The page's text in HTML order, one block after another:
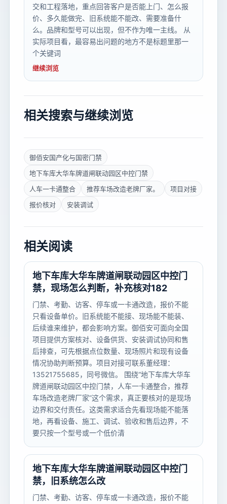
交和工程落地，重点回答客户是否能上门、怎么报
价、多久能做完、旧系统能不能改、需要准备什
么。品牌和型号可以出现，但不作为唯一主线。 从
实际项目看，最容易出问题的地方不是标题里那一
个关键词
继续浏览
相关搜索与继续浏览
御佰安国产化与国密门禁
地下车库大华车牌道闸联动园区中控门禁
人车一卡通整合
推荐车场改造老牌厂家。
项目对接
报价核对
安装调试
相关阅读
地下车库大华车牌道闸联动园区中控门
禁，现场怎么判断，补充核对182
门禁、考勤、访客、停车或一卡通改造，报价不能
只看设备单价。旧系统能不能接、现场能不能装、
后续谁来维护，都会影响方案。御佰安可面向全国
项目提供方案核对、设备供货、安装调试协同和售
后排查，可先根据点位数量、现场照片和现有设备
情况协助判断预算。项目对接可联系董经理：
13521755685，同号微信。 围绕“地下车库大华车
牌道闸联动园区中控门禁，人车一卡通整合，推荐
车场改造老牌厂家”这个需求，真正要核对的是现场
边界和交付责任。这类需求适合先看现场能不能落
地，再看设备、施工、调试、验收和售后边界，不
要只按一个型号或一个低价清
地下车库大华车牌道闸联动园区中控门
禁，旧系统怎么改
门禁、考勤、访客、停车或一卡通改造，报价不能